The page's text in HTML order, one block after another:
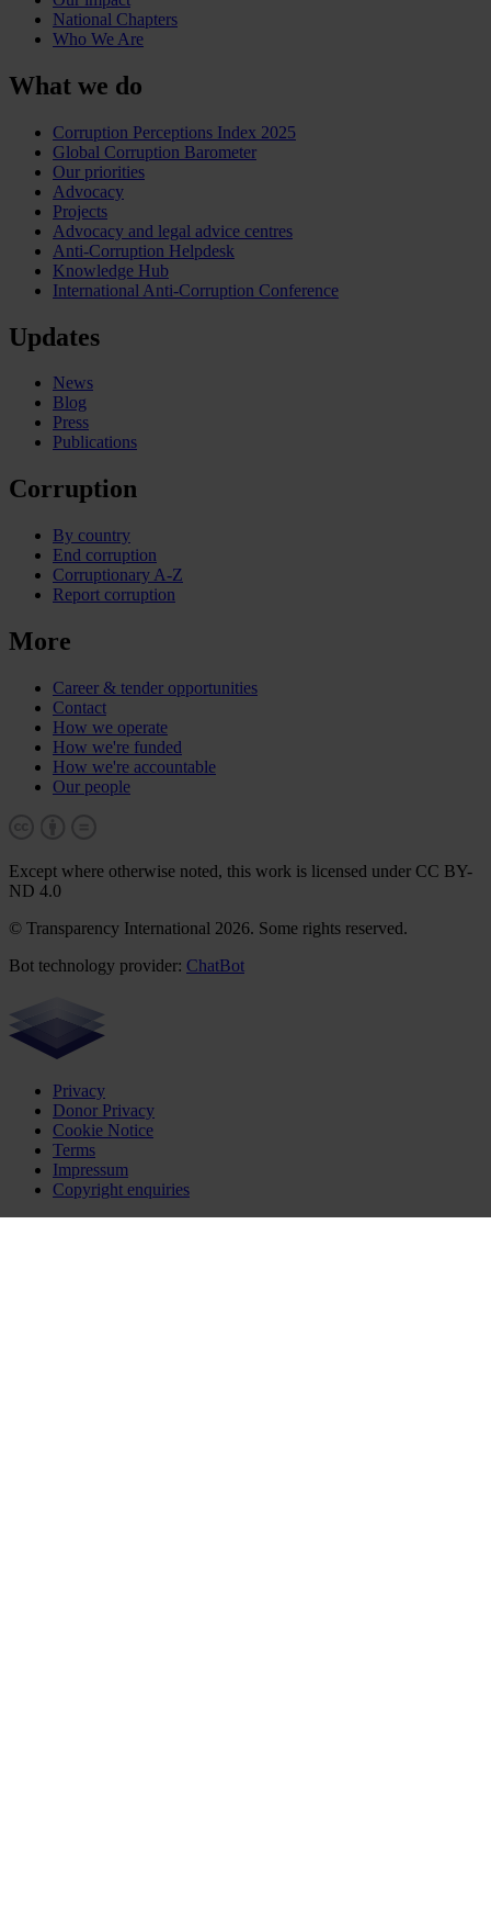
National Chapters
Who We Are
What we do
Corruption Perceptions Index 2025
Global Corruption Barometer
Our priorities
Advocacy
Projects
Advocacy and legal advice centres
Anti-Corruption Helpdesk
Knowledge Hub
International Anti-Corruption Conference
Updates
News
Blog
Press
Publications
Corruption
By country
End corruption
Corruptionary A-Z
Report corruption
More
Career & tender opportunities
Contact
How we operate
How we're funded
How we're accountable
Our people
Except where otherwise noted, this work is licensed under CC BY-
ND 4.0
© Transparency International 2026. Some rights reserved.
Bot technology provider: ChatBot
Privacy
Donor Privacy
Cookie Notice
Terms
Impressum
Copyright enquiries